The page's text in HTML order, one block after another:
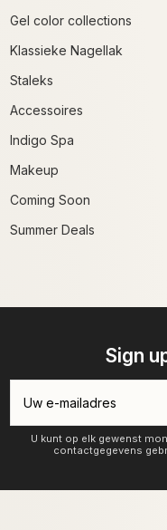
Gel color collections
Klassieke Nagellak
Staleks
Accessoires
Indigo Spa
Makeup
Coming Soon
Summer Deals
Sign
U kunt op elk gewenst
contactgegevens